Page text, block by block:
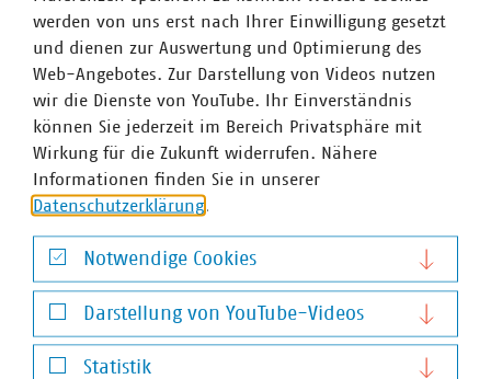
Christine Schulze-Grotkopp
Public Affairs
+49 30 58580-221
+49 170 8580-221
werden von uns erst nach Ihrer Einwilligung gesetzt
und dienen zur Auswertung und Optimierung des
Web-Angebotes. Zur Darstellung von Videos nutzen
wir die Dienste von YouTube. Ihr Einverständnis
können Sie jederzeit im Bereich Privatsphäre mit
Wirkung für die Zukunft widerrufen. Nähere
Informationen finden Sie in unserer
Datenschutzerklärung.
Notwendige Cookies
Notwendige Cookies
Darstellung von YouTube-Videos
Darstellung von YouTube-Videos
Statistik